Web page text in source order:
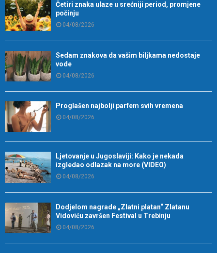
Četiri znaka ulaze u srećniji period, promjene
počinju
04/08/2026
Sedam znakova da vašim biljkama nedostaje
vode
04/08/2026
Proglašen najbolji parfem svih vremena
04/08/2026
Ljetovanje u Jugoslaviji: Kako je nekada
izgledao odlazak na more (VIDEO)
04/08/2026
Dodjelom nagrade „Zlatni platan“ Zlatanu
Vidoviću završen Festival u Trebinju
04/08/2026